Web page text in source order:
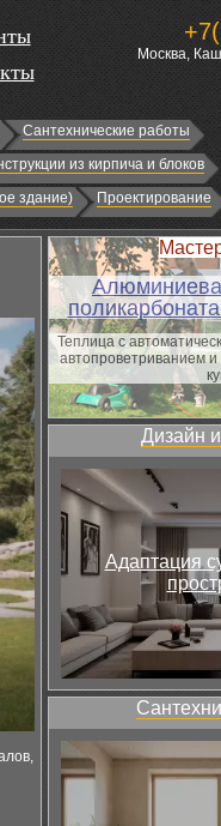
Москва,
Сантехнические работы
из кирпича и блоков
здание) Проектирование
Теплица с
автопроветриванием
Дизайн
Адаптация